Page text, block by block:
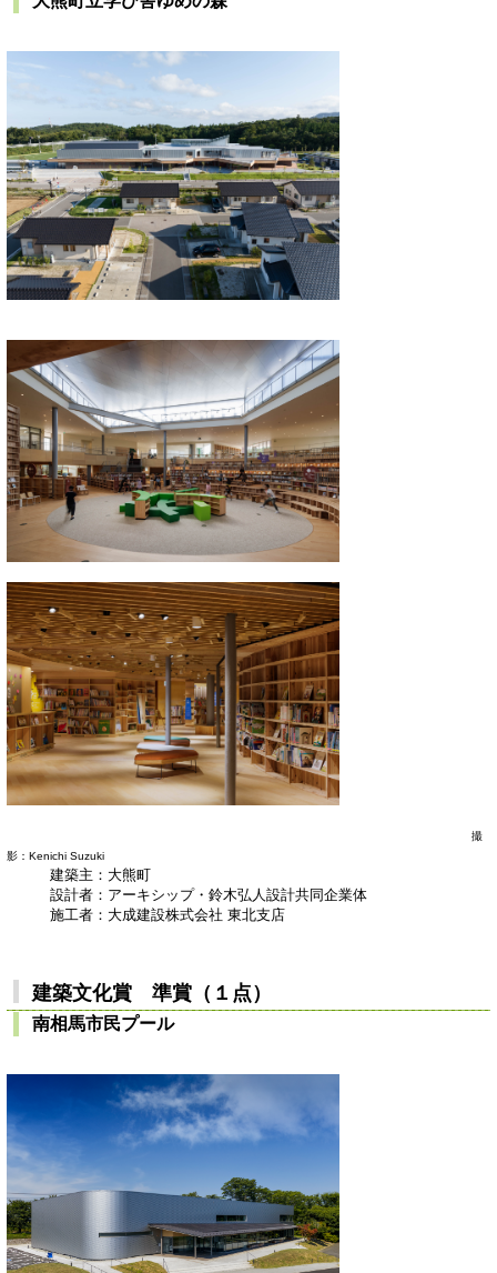
撮
影：Kenichi Suzuki
建築主：大熊町
設計者：アーキシップ・鈴木弘人設計共同企業体
​ 施工者：大成建設株式会社 東北支店
建築文化賞 準賞（１点）
南相馬市民プール